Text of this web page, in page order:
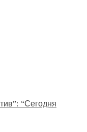
“Сегодня